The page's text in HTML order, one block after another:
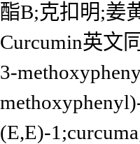
酯B;克扣明;姜
Curcumin英文
3-
(E,E)-